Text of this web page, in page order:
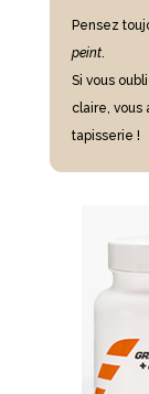
Pensez
peint.
Si vous
claire, vous
tapisserie !